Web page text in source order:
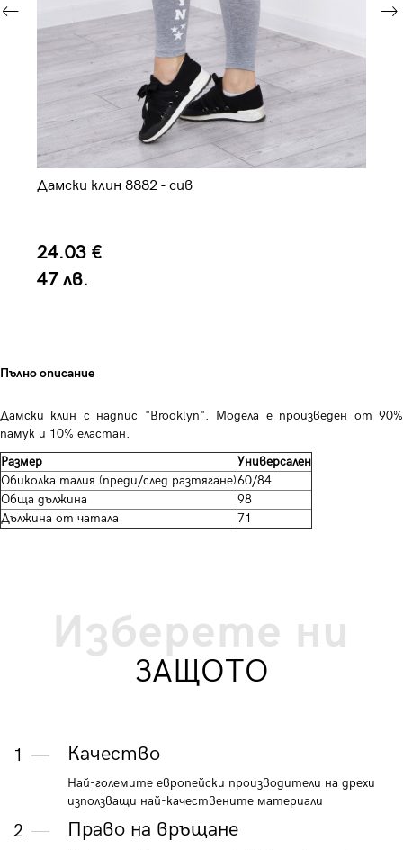
Дамски клин 8882 - сив
24.03 €
47 лв.
Пълно описание
Дамски клин с надпис "Brooklyn". Модела е произведен от 90%
памук и 10% еластан.
Размер
Универсален
Обиколка талия (преди/след разтягане)60/84
Обща дължина
98
Дължина от чатала
71
Изберете ни
ЗАЩОТО
1 Качество
Най-големите европейски производители на дрехи
използващи най-качествените материали
2 Право на връщане